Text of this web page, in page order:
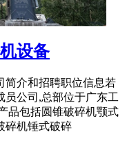
设备
简介和招聘职位信息若
员公司,总部位于广东工
品包括圆锥破碎机颚式
碎机锤式破碎